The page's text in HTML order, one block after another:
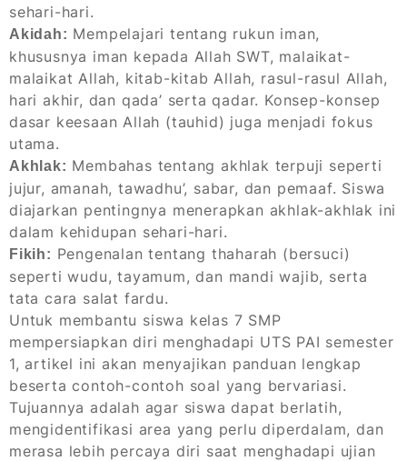
sehari-hari.
Akidah: Mempelajari tentang rukun iman,
khususnya iman kepada Allah SWT, malaikat-
malaikat Allah, kitab-kitab Allah, rasul-rasul Allah,
hari akhir, dan qada’ serta qadar. Konsep-konsep
dasar keesaan Allah (tauhid) juga menjadi fokus
utama.
Akhlak: Membahas tentang akhlak terpuji seperti
jujur, amanah, tawadhu’, sabar, dan pemaaf. Siswa
diajarkan pentingnya menerapkan akhlak-akhlak ini
dalam kehidupan sehari-hari.
Fikih: Pengenalan tentang thaharah (bersuci)
seperti wudu, tayamum, dan mandi wajib, serta
tata cara salat fardu.
Untuk membantu siswa kelas 7 SMP
mempersiapkan diri menghadapi UTS PAI semester
1, artikel ini akan menyajikan panduan lengkap
beserta contoh-contoh soal yang bervariasi.
Tujuannya adalah agar siswa dapat berlatih,
mengidentifikasi area yang perlu diperdalam, dan
merasa lebih percaya diri saat menghadapi ujian